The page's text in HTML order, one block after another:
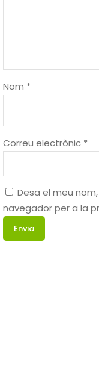
Nom *
Correu electrònic *
Desa el meu
navegador per a la